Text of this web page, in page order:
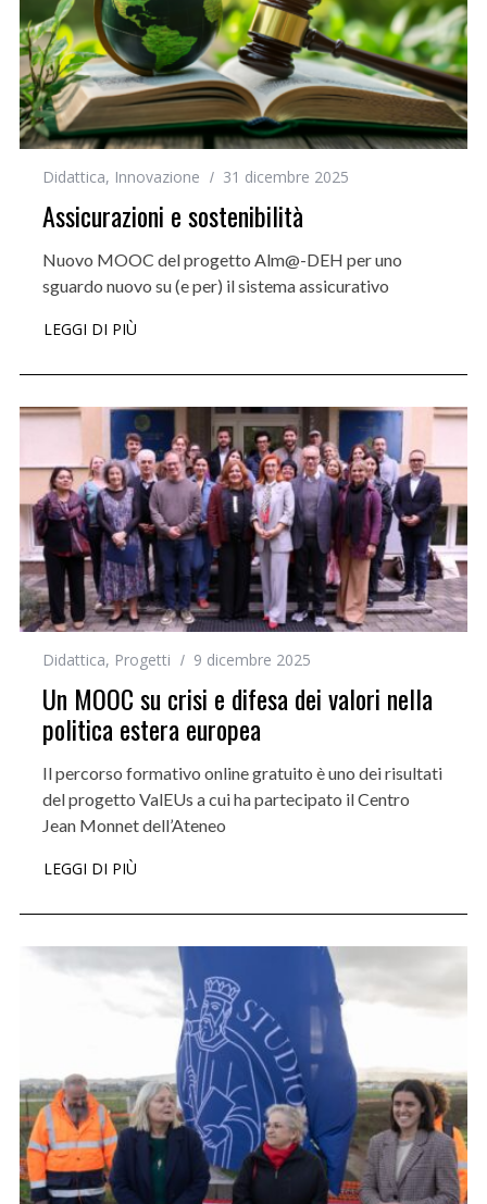
Didattica, Innovazione 31 dicembre 2025
Assicurazioni e sostenibilità
Nuovo MOOC del progetto Alm@-DEH per uno
sguardo nuovo su (e per) il sistema assicurativo
LEGGI DI PIÙ
Didattica, Progetti 9 dicembre 2025
Un MOOC su crisi e difesa dei valori nella
politica estera europea
Il percorso formativo online gratuito è uno dei risultati
del progetto ValEUs a cui ha partecipato il Centro
Jean Monnet dell’Ateneo
LEGGI DI PIÙ